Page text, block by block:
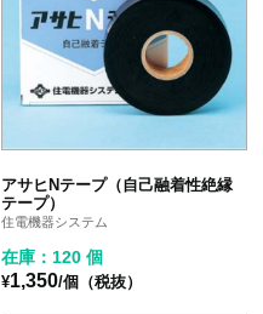
アサヒNテープ（自己融着性絶縁
テープ）
住電機器システム
在庫：120 個
¥1,350/個（税抜）